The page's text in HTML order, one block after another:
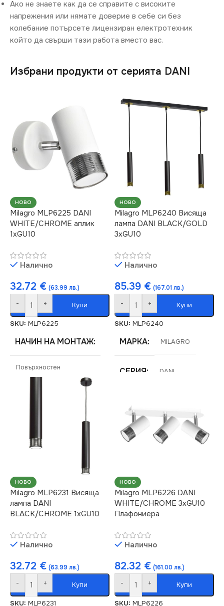
Ако не знаете как да се справите с високите
напрежения или нямате доверие в себе си без
колебание потърсете лицензиран електротехник
който да свърши тази работа вместо вас.
Избрани продукти от серията DANI
НОВО
Milagro MLP6225 DANI
WHITE/CHROME аплик
1xGU10
Налично
32.72 € (63.99 лв.)
- + Купи
SKU: MLP6225
НАЧИН НА МОНТАЖ
Повърхностен
СЕРИЯ
НАПРЕЖЕНИЕ (V)
220V
ЦОКЪЛ
СТЕПЕН НА ЗАЩИТА
IP20
ДИМИРАНЕ
Не се димира
НОВО
Milagro MLP6240 Висяща
лампа DANI BLACK/GOLD
3xGU10
Налично
85.39 € (167.01 лв.)
- + Купи
SKU: MLP6240
МАРКА MILAGRO
СЕРИЯ DANI
220V
СТЕПЕН НА ЗАЩИТА
IP20
ДИМИРАНЕ
Не се димира
БРОЙ ФАСУНГИ
НОВО
Milagro MLP6231 Висяща
лампа DANI
BLACK/CHROME 1xGU10
Налично
32.72 € (63.99 лв.)
- + Купи
SKU: MLP6231
НОВО
Milagro MLP6226 DANI
WHITE/CHROME 3xGU10
Плафониера
Налично
82.32 € (161.00 лв.)
- + Купи
SKU: MLP6226